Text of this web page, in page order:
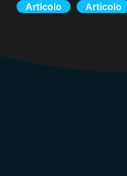
Articolo Articolo